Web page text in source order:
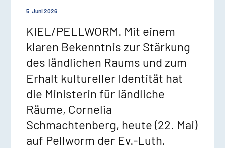
5. Juni 2026
KIEL/PELLWORM. Mit einem
klaren Bekenntnis zur Stärkung
des ländlichen Raums und zum
Erhalt kultureller Identität hat
die Ministerin für ländliche
Räume, Cornelia
Schmachtenberg, heute (22. Mai)
auf Pellworm der Ev.-Luth.